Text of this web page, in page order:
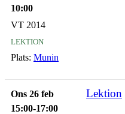
10:00
VT 2014
lektion
Plats: Munin
Ons 26 feb
15:00-17:00
Lektion